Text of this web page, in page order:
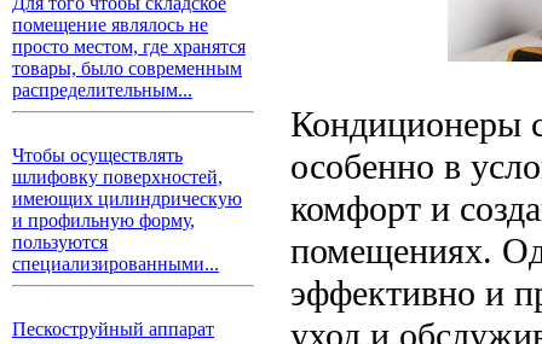
помещение являлось не
просто местом, где хранятся
товары, было современным
распределительным...
Чтобы осуществлять
шлифовку поверхностей,
имеющих цилиндрическую
и профильную форму,
пользуются
специализированными...
Пескоструйный аппарат
Кондиционеры
особенно в
комфорт и
помещениях.
эффективно и
уход и